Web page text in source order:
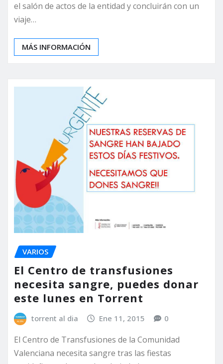
el salón de actos de la entidad y concluirán con un
viaje…
MÁS INFORMACIÓN
VARIOS
El Centro de transfusiones
necesita sangre, puedes donar
este lunes en Torrent
torrent al dia Ene 11, 2015 0
El Centro de Transfusiones de la Comunidad
Valenciana necesita sangre tras las fiestas